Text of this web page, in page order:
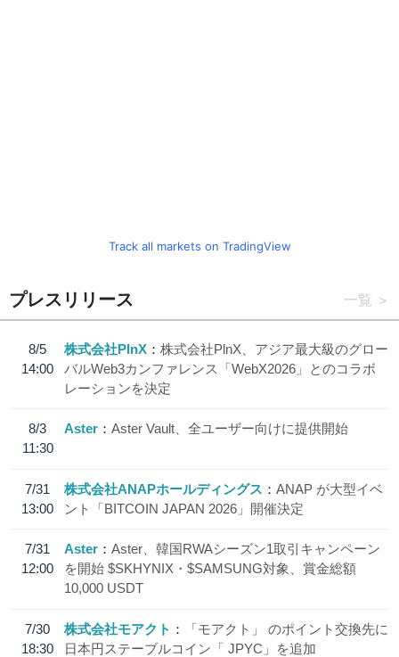
Track all markets on TradingView
プレスリリース 一覧
8/5
14:00
株式会社PlnX
株式会社PlnX、アジア最大級のグロー
バルWeb3カンファレンス「WebX2026」とのコラボ
レーションを決定
8/3
11:30
Aster Aster Vault、全ユーザー向けに提供開始
7/31
13:00
株式会社ANAPホールディングス
ANAP が大型イベ
ント「BITCOIN JAPAN 2026」開催決定
7/31
12:00
Aster
Aster、韓国RWAシーズン1取引キャンペーン
を開始 $SKHYNIX・$SAMSUNG対象、賞金総額
10,000 USDT
7/30
18:30
株式会社モアクト
「モアクト」 のポイント交換先に
日本円ステーブルコイン「 JPYC」を追加